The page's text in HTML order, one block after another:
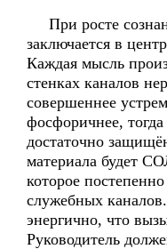
При росте
заключается в
Каждая мысль
стенках каналов
совершеннее
фосфоричнее,
достаточно
материала
которое
служебных
энергично, что
Руководитель